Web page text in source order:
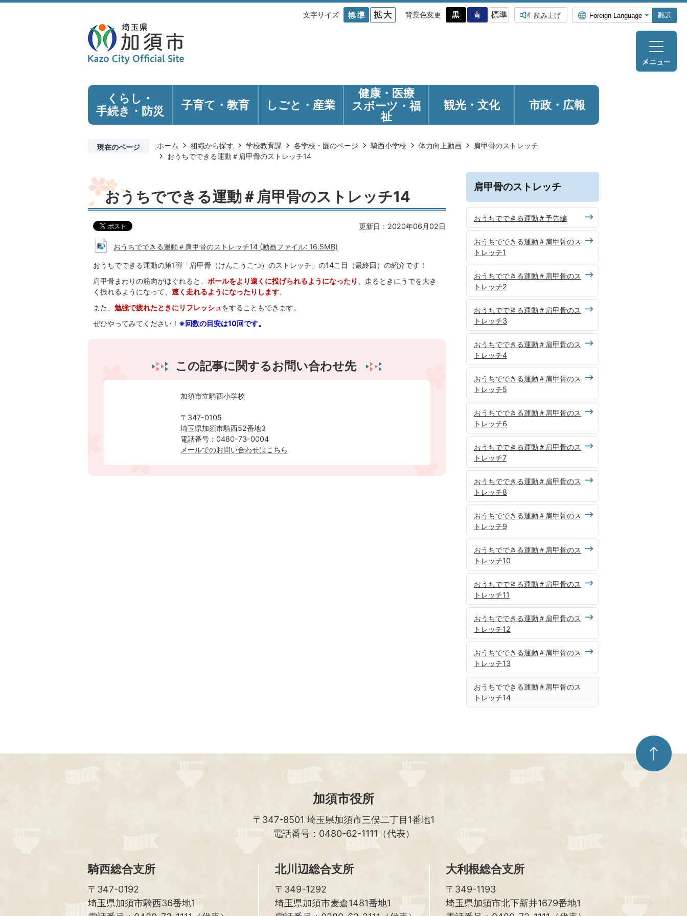
文字サイズ 背景色変更 読み上げ 翻訳
くらし・
手続き ・防災 子育て・教育 しごと・産業
健康・医療
スポーツ・福
祉
観光・ 文化 市政・広報
現在のページ ホーム 組織から探す 学校教育課 各学校・園のページ 騎西小学校 体力向上動画
肩甲骨のストレッチ
おうちでできる運動＃肩甲骨のストレッチ14
おうちでできる運動＃肩甲骨のストレッチ14
更新日：2020年06月02日
おうちでできる運動＃肩甲骨のストレッチ14 (動画ファイル: 16.5MB)
おうちでできる運動の第1弾「肩甲骨（けんこうこつ）のストレッチ」の14こ目（最終回）の紹介です！
肩甲骨まわりの筋肉がほぐれると、 ボールをより遠くに投げられるようになったり 、走るときにうでを大き
く振れるようになって、 速く走れるようになったりします。
また、 勉強で疲れたときにリフレッシュをすることもできます。
ぜひやってみてください！ ※回数の目安は10回です。
この記事に関するお問い合わせ先
加須市立騎西小学校
〒347-0105
埼玉県加須市騎西52番地3
電話番号：0480-73-0004
メールでのお問い合わせはこちら
肩甲骨のストレッチ
おうちでできる運動＃予告編
おうちでできる運動＃肩甲骨のス
トレッチ1
おうちでできる運動＃肩甲骨のス
トレッチ2
おうちでできる運動＃肩甲骨のス
トレッチ3
おうちでできる運動＃肩甲骨のス
トレッチ4
おうちでできる運動＃肩甲骨のス
トレッチ5
おうちでできる運動＃肩甲骨のス
トレッチ6
おうちでできる運動＃肩甲骨のス
トレッチ7
おうちでできる運動＃肩甲骨のス
トレッチ8
おうちでできる運動＃肩甲骨のス
トレッチ9
おうちでできる運動＃肩甲骨のス
トレッチ10
おうちでできる運動＃肩甲骨のス
トレッチ11
おうちでできる運動＃肩甲骨のス
トレッチ12
おうちでできる運動＃肩甲骨のス
トレッチ13
おうちでできる運動＃肩甲骨のス
トレッチ14
ペ
ー
ジ
加須市役所
〒347-8501 埼玉県加須市三俣二丁目1番地1
電話番号：0480-62-1111（代表）
騎西総合支所
〒347-0192
埼玉県加須市騎西36番地1
北川辺総合支所
〒349-1292
埼玉県加須市麦倉1481番地1
大利根総合支所
〒349-1193
埼玉県加須市北下新井1679番地1